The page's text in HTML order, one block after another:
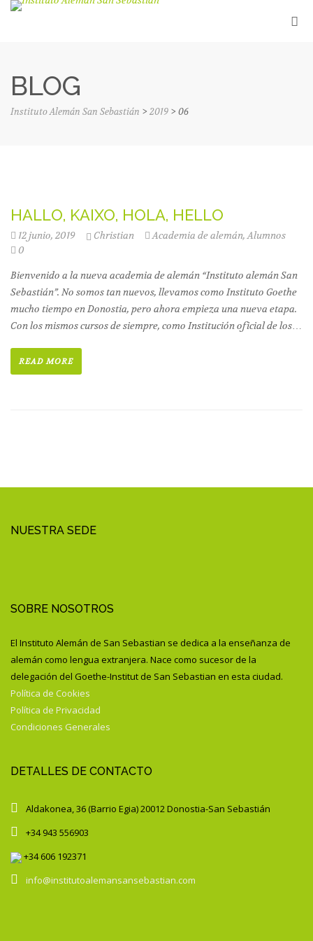
BLOG
Instituto Alemán San Sebastián > 2019 > 06
HALLO, KAIXO, HOLA, HELLO
12 junio, 2019 Christian Academia de alemán,Alumnos
0
Bienvenido a la nueva academia de alemán “Instituto alemán San
Sebastián”. No somos tan nuevos, llevamos como Instituto Goethe
mucho tiempo en Donostia, pero ahora empieza una nueva etapa.
Con los mismos cursos de siempre, como Institución oficial de los…
READ MORE
NUESTRA SEDE
SOBRE NOSOTROS
El Instituto Alemán de San Sebastian se dedica a la enseñanza de
alemán como lengua extranjera. Nace como sucesor de la
delegación del Goethe-Institut de San Sebastian en esta ciudad.
Política de Cookies
Política de Privacidad
Condiciones Generales
DETALLES DE CONTACTO
Aldakonea, 36 (Barrio Egia) 20012 Donostia-San Sebastián
+34 943 556903
+34 606 192371
info@institutoalemansansebastian.com